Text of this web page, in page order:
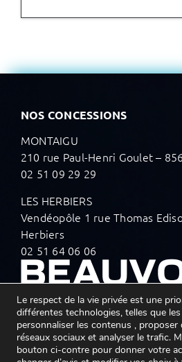
NOS CONCESSIONS
MONTAIGU
210 rue Paul-Henri Goulet –
02 51 09 29 29
LES HERBIERS
Vendéopôle 1 rue Thomas
Herbiers
02 51 64 06 06
SUIVEZ-NOUS SUR LES
Le respect de la vie privée est une
différentes technologies, telles que
personnaliser les contenus ,
réseaux sociaux et analyser le trafic.
bouton ci-contre pour donner votre